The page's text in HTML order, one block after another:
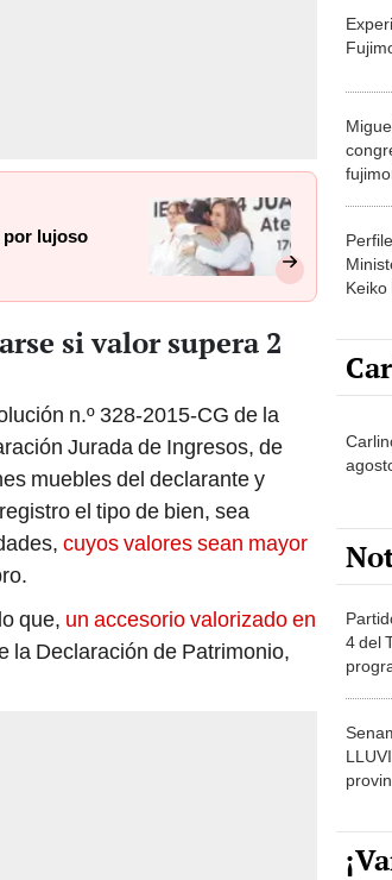
por lujoso
si valor supera 2
n.º 328-2015-CG de la
Jurada de Ingresos, de
muebles del declarante y
el tipo de bien, sea
cuyos valores sean mayor
que, un accesorio valorizado en
la Declaración de Patrimonio,
Keiko
4 del